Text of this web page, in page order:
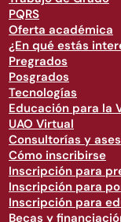
PQRS
Oferta académica
¿En qué estás
Pregrados
Posgrados
Tecnologías
Educación para la
UAO Virtual
Consultorías y
Cómo inscribirse
Inscripción para
Inscripción para
Inscripción para
Becas y